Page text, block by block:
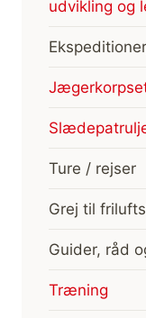
udvikling og
Ture / rejser
Grej til
Guider, råd
Træning